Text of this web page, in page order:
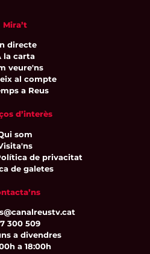
Mira’t
directe
la carta
veure'ns
al compte
a Reus
d’interès
som
de privacitat
de galetes
300 509
a divendres
a 18:00h